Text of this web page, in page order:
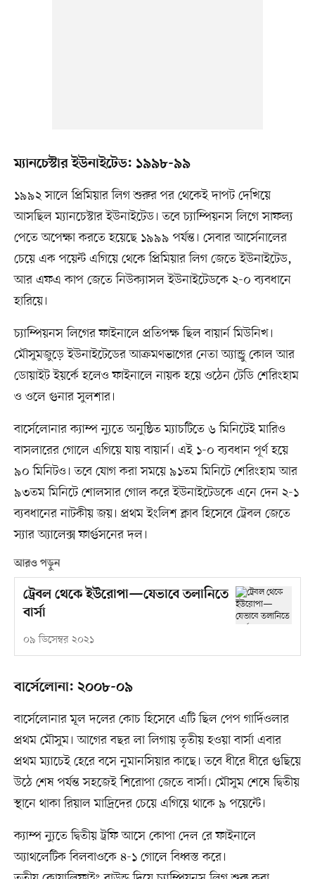
ম্যানচেস্টার ইউনাইটেড: ১৯৯৮-৯৯
১৯৯২ সালে প্রিমিয়ার লিগ শুরুর পর থেকেই দাপট দেখিয়ে
আসছিল ম্যানচেস্টার ইউনাইটেড। তবে চ্যাম্পিয়নস লিগে সাফল্য
পেতে অপেক্ষা করতে হয়েছে ১৯৯৯ পর্যন্ত। সেবার আর্সেনালের
চেয়ে এক পয়েন্ট এগিয়ে থেকে প্রিমিয়ার লিগ জেতে ইউনাইটেড,
আর এফএ কাপ জেতে নিউক্যাসল ইউনাইটেডকে ২-০ ব্যবধানে
হারিয়ে।
চ্যাম্পিয়নস লিগের ফাইনালে প্রতিপক্ষ ছিল বায়ার্ন মিউনিখ।
মৌসুমজুড়ে ইউনাইটেডের আক্রমণভাগের নেতা অ্যান্ড্রু কোল আর
ডোয়াইট ইয়র্কে হলেও ফাইনালে নায়ক হয়ে ওঠেন টেডি শেরিংহাম
ও ওলে গুনার সুলশার।
বার্সেলোনার ক্যাম্প ন্যুতে অনুষ্ঠিত ম্যাচটিতে ৬ মিনিটেই মারিও
বাসলারের গোলে এগিয়ে যায় বায়ার্ন। এই ১-০ ব্যবধান পূর্ণ হয়ে
৯০ মিনিটও। তবে যোগ করা সময়ে ৯১তম মিনিটে শেরিংহাম আর
৯৩তম মিনিটে শোলসার গোল করে ইউনাইটেডকে এনে দেন ২-১
ব্যবধানের নাটকীয় জয়। প্রথম ইংলিশ ক্লাব হিসেবে ট্রেবল জেতে
স্যার অ্যালেক্স ফার্গুসনের দল।
আরও পড়ুন
ট্রেবল থেকে ইউরোপা—যেভাবে তলানিতে
বার্সা
০৯ ডিসেম্বর ২০২১
বার্সেলোনা: ২০০৮-০৯
বার্সেলোনার মূল দলের কোচ হিসেবে এটি ছিল পেপ গার্দিওলার
প্রথম মৌসুম। আগের বছর লা লিগায় তৃতীয় হওয়া বার্সা এবার
প্রথম ম্যাচেই হেরে বসে নুমানসিয়ার কাছে। তবে ধীরে ধীরে গুছিয়ে
উঠে শেষ পর্যন্ত সহজেই শিরোপা জেতে বার্সা। মৌসুম শেষে দ্বিতীয়
স্থানে থাকা রিয়াল মাদ্রিদের চেয়ে এগিয়ে থাকে ৯ পয়েন্টে।
ক্যাম্প ন্যুতে দ্বিতীয় ট্রফি আসে কোপা দেল রে ফাইনালে
অ্যাথলেটিক বিলবাওকে ৪-১ গোলে বিধ্বস্ত করে।